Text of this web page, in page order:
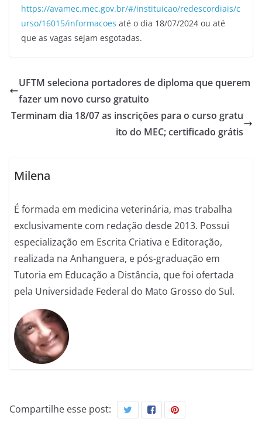
https://avamec.mec.gov.br/#/instituicao/redescordiais/c
urso/16015/informacoes até o dia 18/07/2024 ou até
que as vagas sejam esgotadas.
UFTM seleciona portadores de diploma que querem
fazer um novo curso gratuito
Terminam dia 18/07 as inscrições para o curso gratu
ito do MEC; certificado grátis
Milena
É formada em medicina veterinária, mas trabalha
exclusivamente com redação desde 2013. Possui
especialização em Escrita Criativa e Editoração,
realizada na Anhanguera, e pós-graduação em
Tutoria em Educação a Distância, que foi ofertada
pela Universidade Federal do Mato Grosso do Sul.
Compartilhe esse post: